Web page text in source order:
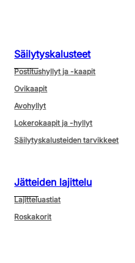
Säilytyskalusteet
Postitushyllyt ja -kaapit
Ovikaapit
Avohyllyt
Lokerokaapit ja -hyllyt
Säilytyskalusteiden tarvikkeet
Jätteiden lajittelu
Lajitteluastiat
Roskakorit